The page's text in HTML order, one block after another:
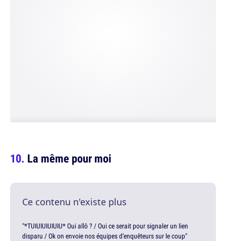
La même pour moi
Ce contenu n'existe plus
"*TUIUIUIUIUIU* Oui allô ? / Oui ce serait pour signaler un lien
disparu / Ok on envoie nos équipes d'enquêteurs sur le coup"